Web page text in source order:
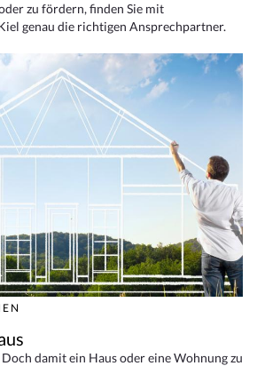
zu fördern, finden Sie mit
genau die richtigen Ansprechpartner.
damit ein Haus oder eine Wohnung zu